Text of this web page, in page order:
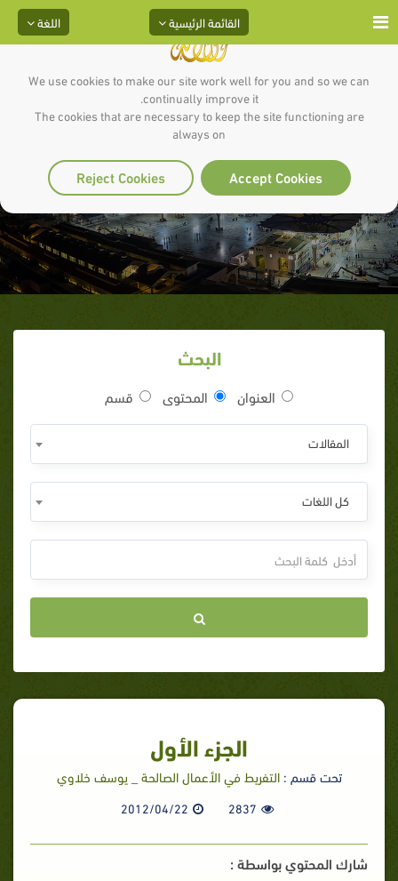
We use cookies to make our site work well for you and so we can
continually improve it.
The cookies that are necessary to keep the site functioning are
always on
Accept Cookies
Reject Cookies
اللغة القائمة الرئيسية
الجزء الأول
البحث
العنوان المحتوى قسم
المقالات
كل اللغات
الجزء الأول
تحت قسم :التفريط في الأعمال الصالحة _ يوسف خلاوي
2837
2012/04/22
شارك المحتوي بواسطة :